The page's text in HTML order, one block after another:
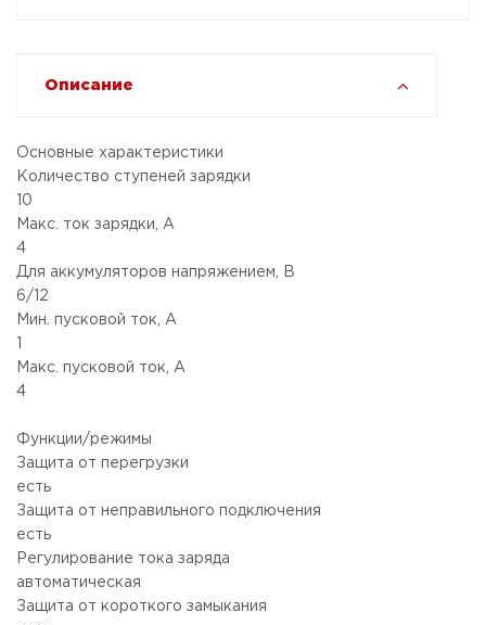
Описание
Основные характеристики
Количество ступеней зарядки
10
Макс. ток зарядки, А
4
Для аккумуляторов напряжением, В
6/12
Мин. пусковой ток, А
Макс. пусковой ток, А
4
Функции/режимы
Защита от перегрузки
есть
Защита от неправильного подключения
есть
Регулирование тока заряда
автоматическая
Защита от короткого замыкания